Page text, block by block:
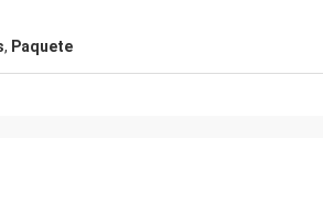
, Paquete